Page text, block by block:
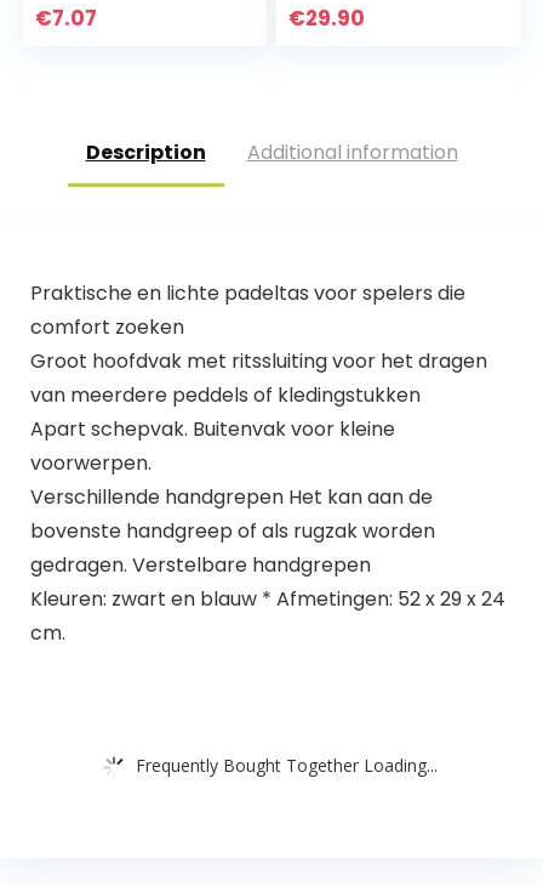
Tenniscoach –
€7.07 €29.90
Description Additional information
Praktische en lichte padeltas voor spelers die
comfort zoeken
Groot hoofdvak met ritssluiting voor het dragen
van meerdere peddels of kledingstukken
Apart schepvak. Buitenvak voor kleine
voorwerpen.
Verschillende handgrepen Het kan aan de
bovenste handgreep of als rugzak worden
gedragen. Verstelbare handgrepen
Kleuren: zwart en blauw * Afmetingen: 52 x 29 x 24
cm.
Frequently Bought Together Loading...